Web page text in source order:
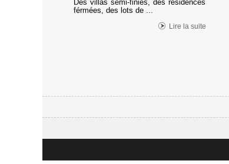
Des villas semi-finies, des résidences
férmées, des lots de ...
Lire la suite